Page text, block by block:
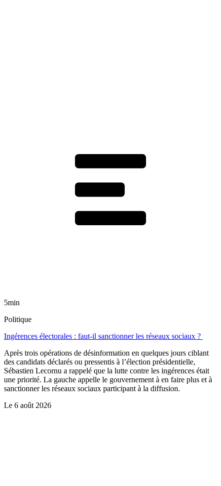
5min
Politique
Ingérences électorales : faut-il sanctionner les réseaux sociaux ?
Après trois opérations de désinformation en quelques jours ciblant
des candidats déclarés ou pressentis à l’élection présidentielle,
Sébastien Lecornu a rappelé que la lutte contre les ingérences était
une priorité. La gauche appelle le gouvernement à en faire plus et à
sanctionner les réseaux sociaux participant à la diffusion.
Le 6 août 2026